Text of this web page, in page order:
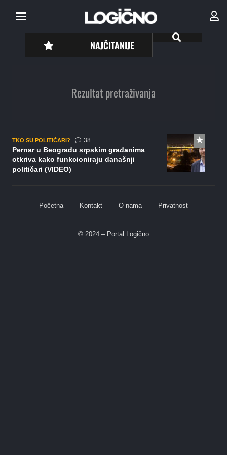
NAJČITANIJE
Rezultat pretraživanja
TKO SU POLITIČARI? 38komentara
Pernar u Beogradu srpskim građanima
otkriva kako funkcioniraju današnji
političari (VIDEO)
Početna Kontakt O nama Privatnost
© 2024 – Portal Logično